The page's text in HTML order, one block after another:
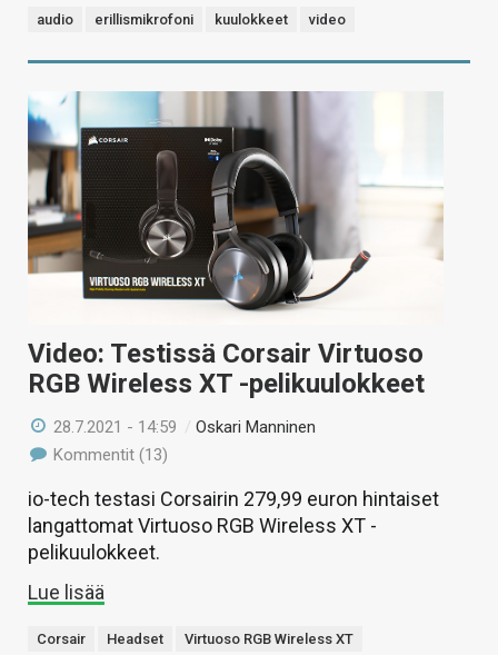
audio erillismikrofoni kuulokkeet video
Video: Testissä Corsair Virtuoso
RGB Wireless XT -pelikuulokkeet
28.7.2021 - 14:59 /Oskari Manninen
Kommentit (13)
io-tech testasi Corsairin 279,99 euron hintaiset
langattomat Virtuoso RGB Wireless XT -
pelikuulokkeet.
Lue lisää
Corsair Headset
Virtuoso RGB Wireless XT